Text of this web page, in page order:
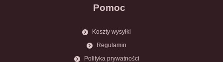
Pomoc
Koszty wysyłki
Regulamin
Polityka prywatności